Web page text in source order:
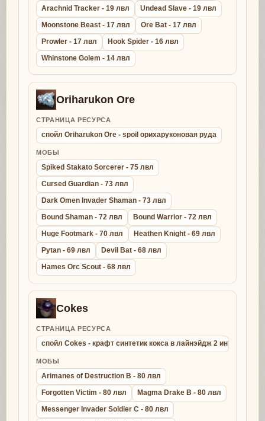
Arachnid Tracker - 19 лвл
Undead Slave - 19 лвл
Moonstone Beast - 17 лвл
Ore Bat - 17 лвл
Prowler - 17 лвл
Hook Spider - 16 лвл
Whinstone Golem - 14 лвл
Oriharukon Ore
СТРАНИЦА РЕСУРСА
спойл Oriharukon Ore - spoil орихаруконовая руда
МОБЫ
Spiked Stakato Sorcerer - 75 лвл
Cursed Guardian - 73 лвл
Dark Omen Invader Shaman - 73 лвл
Bound Shaman - 72 лвл
Bound Warrior - 72 лвл
Huge Footmark - 70 лвл
Heathen Knight - 69 лвл
Pytan - 69 лвл
Devil Bat - 68 лвл
Hames Orc Scout - 68 лвл
Cokes
СТРАНИЦА РЕСУРСА
спойл Cokes - крафт синтетик кокса в лайнэйдж 2 интерлюд
МОБЫ
Arimanes of Destruction B - 80 лвл
Forgotten Victim - 80 лвл
Magma Drake B - 80 лвл
Messenger Invader Soldier C - 80 лвл